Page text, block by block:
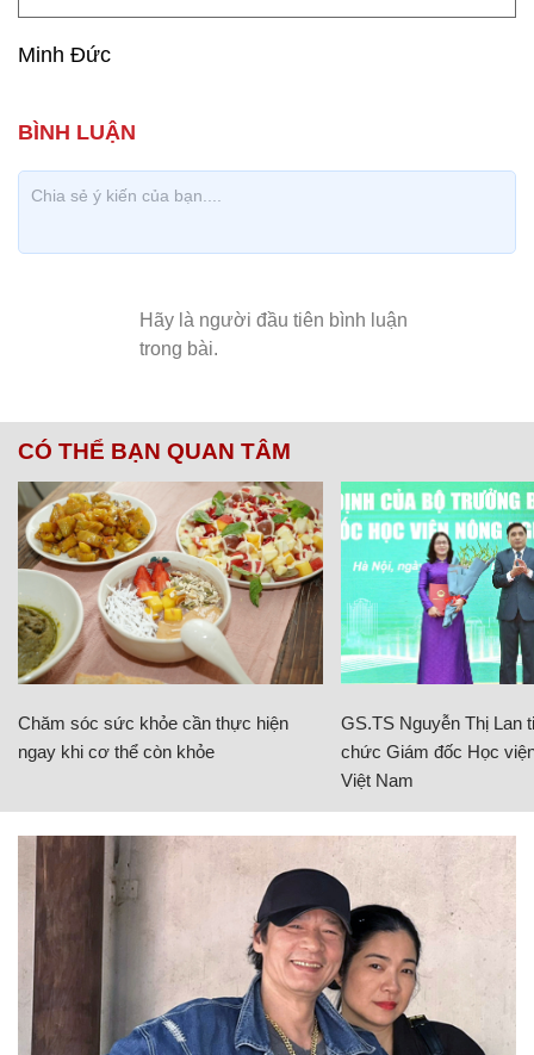
Minh Đức
CÓ THỂ BẠN QUAN TÂM
Chăm sóc sức khỏe cần thực hiện
ngay khi cơ thể còn khỏe
GS.TS Nguyễn Thị Lan
chức Giám đốc Học
Việt Nam